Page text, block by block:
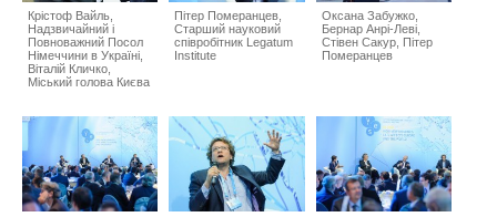
Крістоф Вайль,
Надзвичайний і
Повноважний Посол
Німеччини в Україні,
Віталій Кличко,
Міський голова Києва
Пітер Померанцев,
Старший науковий
співробітник Legatum
Institute
Оксана Забужко,
Бернар Анрі-Леві,
Стівен Сакур, Пітер
Померанцев